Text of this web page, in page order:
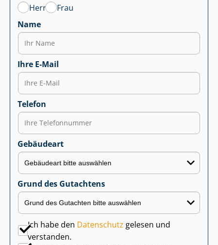
Herr
Frau
Name
Ihre E-Mail
Telefon
Gebäudeart
Grund des Gutachtens
Ich habe den Datenschutz gelesen und
verstanden.